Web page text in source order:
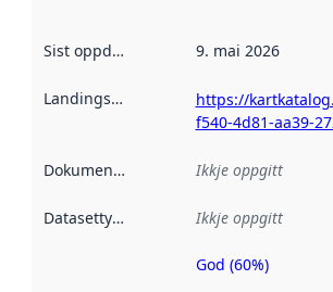
Sist oppdatert 9. mai 2026
Landingsside
https://
f540-4d81-aa39-
Dokumentasjon Ikkje oppgitt
Datasettype Ikkje oppgitt
Metadatakvalitet
God (60%)